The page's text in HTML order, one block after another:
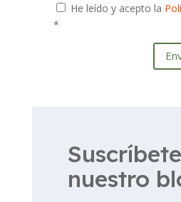
He leído y acepto la
*
nuestro